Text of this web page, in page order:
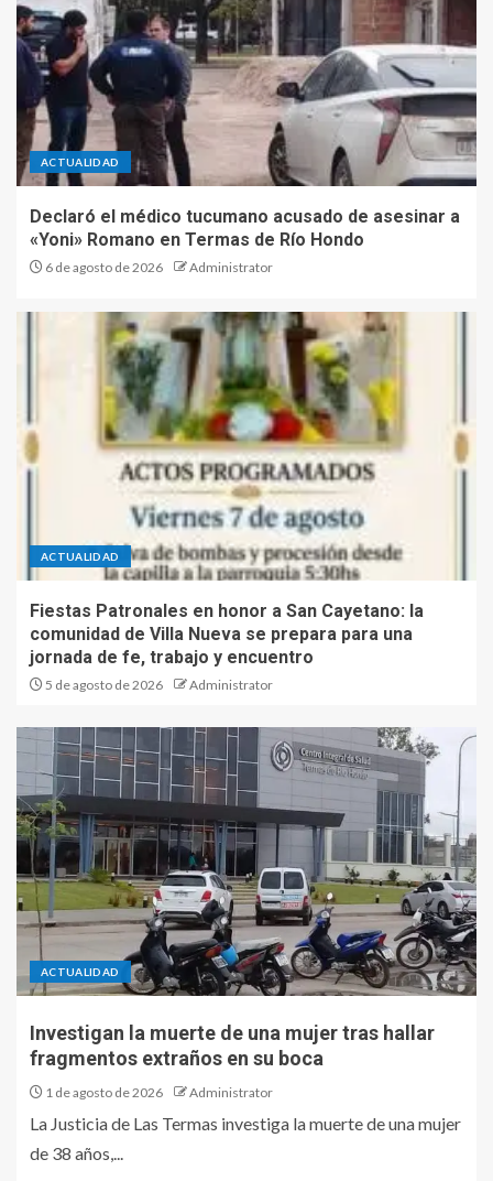
4
Fiestas Patronales en honor
a San Cayetano: la comunidad
de Villa Nueva se prepara
para una jornada de fe,
trabajo y encuentro
5
Las Termas recibe una
histórica fecha internacional
del Rally Raid
ACTUALIDAD
Declaró el médico tucumano acusado de asesinar a
«Yoni» Romano en Termas de Río Hondo
6 de agosto de 2026 Administrator
ACTUALIDAD
Fiestas Patronales en honor a San Cayetano: la
comunidad de Villa Nueva se prepara para una
jornada de fe, trabajo y encuentro
5 de agosto de 2026 Administrator
ACTUALIDAD
Investigan la muerte de una mujer tras hallar
fragmentos extraños en su boca
1 de agosto de 2026 Administrator
La Justicia de Las Termas investiga la muerte de una mujer
de 38 años,...